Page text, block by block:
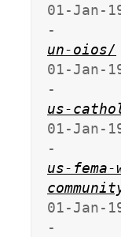
01-Jan-
un-oios/
01-Jan-
us-
01-Jan-
us-
01-Jan-